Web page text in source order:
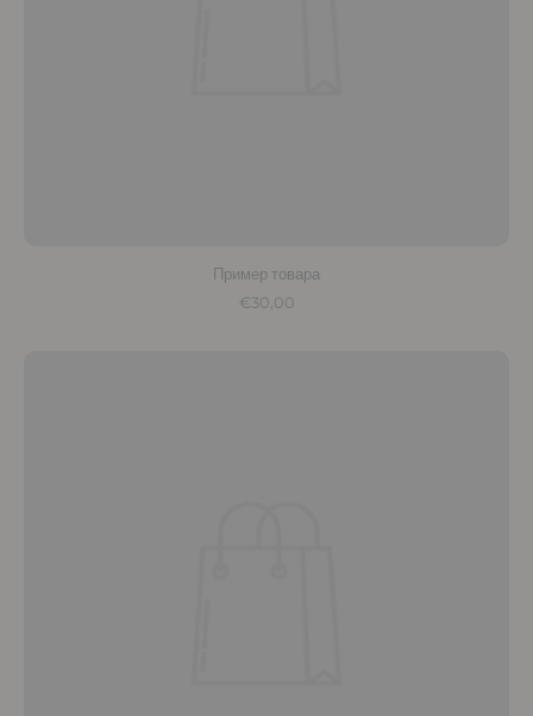
Пример товара
€30,00